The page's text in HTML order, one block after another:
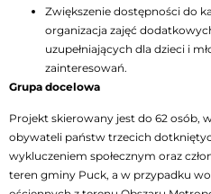
Zwiększenie dostępności do
organizacja zajęć
uzupełniających dla dzieci i
zainteresowań.
Grupa docelowa
Projekt skierowany jest do 62 osób,
obywateli państw trzecich
wykluczeniem społecznym oraz
teren gminy Puck, a w przypadku